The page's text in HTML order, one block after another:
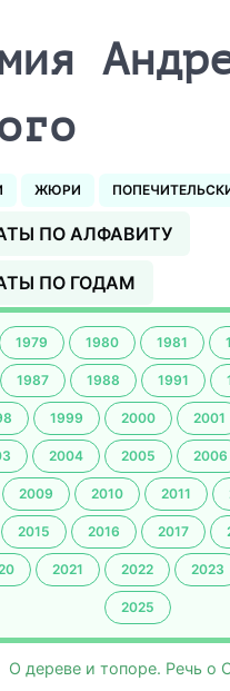
ЖЮРИ
ПО АЛФАВИТУ
ПО ГОДАМ
1979 1980 1981
1987 1988 1991
1999 2000 2001
2004 2005 2006
2009 2010 2011
2015 2016 2017
2021 2022 2023
2025
О дереве и топоре. Речь о